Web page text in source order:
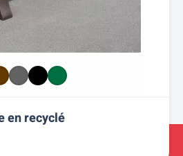
en recyclé